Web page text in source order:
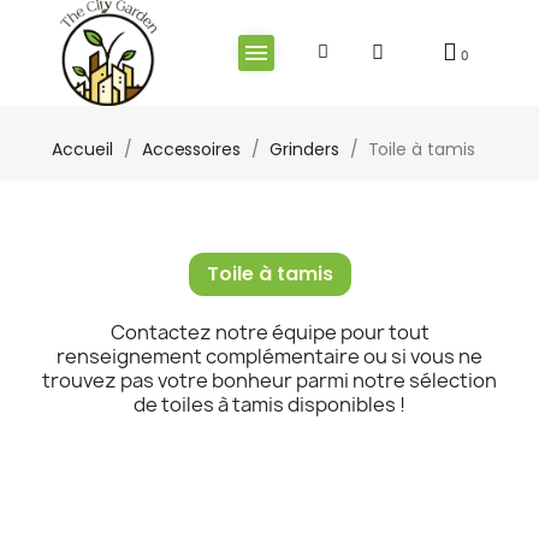
Accueil Accessoires Grinders Toile à tamis
Toile à tamis
Contactez notre équipe pour tout
renseignement complémentaire ou si vous ne
trouvez pas votre bonheur parmi notre sélection
de toiles à tamis disponibles !